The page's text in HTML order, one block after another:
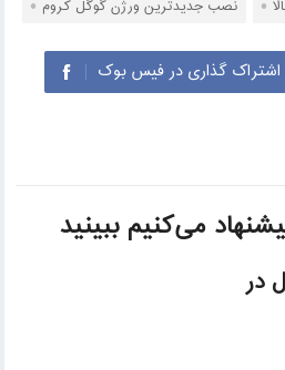
نصب جدیدترین ورژن گوگل کروم
اشتراک گذاری در فیس بوک
می‌کنیم ببینید
در